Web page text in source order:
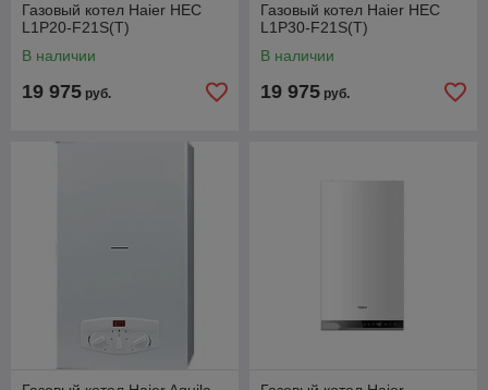
Газовый котел Haier HEC
L1P20-F21S(T)
В наличии
19 975 руб.
Газовый котел Haier HEC
L1P30-F21S(T)
В наличии
19 975 руб.